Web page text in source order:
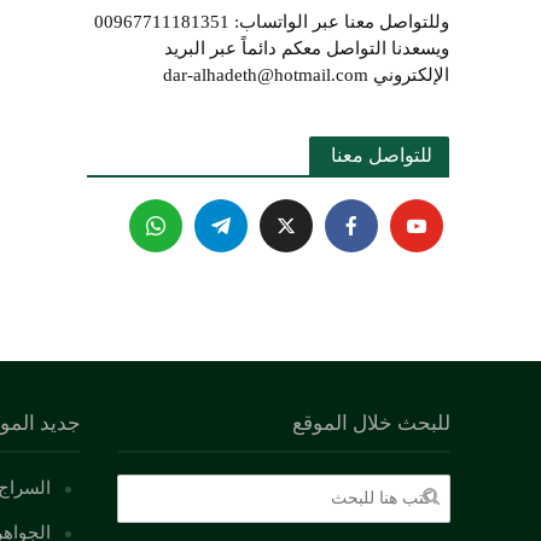
وللتواصل معنا عبر الواتساب: 00967711181351
ويسعدنا التواصل معكم دائماً عبر البريد
الإلكتروني dar-alhadeth@hotmail.com
للتواصل معنا
جديد للبحث خلال الموقع